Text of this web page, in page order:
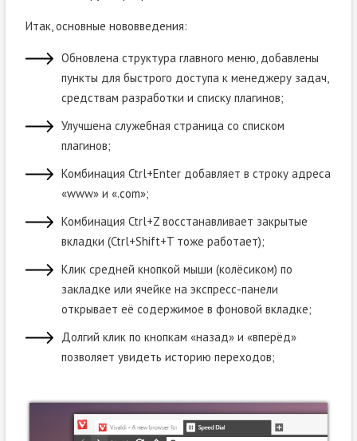
Итак, основные нововведения:
Обновлена структура главного меню, добавлены
пункты для быстрого доступа к менеджеру задач,
средствам разработки и списку плагинов;
Улучшена служебная страница со списком
плагинов;
Комбинация Ctrl+Enter добавляет в строку адреса
«www» и «.com»;
Комбинация Ctrl+Z восстанавливает закрытые
вкладки (Ctrl+Shift+T тоже работает);
Клик средней кнопкой мыши (колёсиком) по
закладке или ячейке на экспресс-панели
открывает её содержимое в фоновой вкладке;
Долгий клик по кнопкам «назад» и «вперёд»
позволяет увидеть историю переходов;